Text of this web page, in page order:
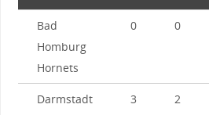
Bad
Homburg
Hornets
0 0
Darmstadt
3 2